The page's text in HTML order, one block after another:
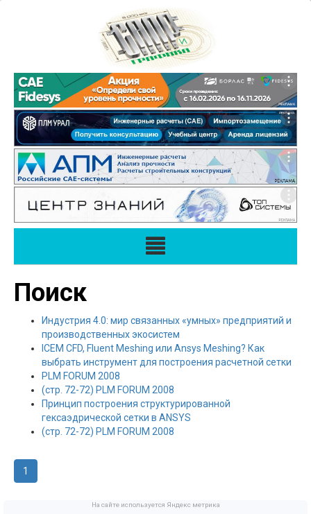
Поиск
Индустрия 4.0: мир связанных «умных» предприятий и
производственных экосистем
ICEM CFD, Fluent Meshing или Ansys Meshing? Как
выбрать инструмент для построения расчетной сетки
PLM FORUM 2008
(стр. 72-72) PLM FORUM 2008
Принцип построения структурированной
гексаэдрической сетки в ANSYS
(стр. 72-72) PLM FORUM 2008
1
На сайте используется Яндекс метрика